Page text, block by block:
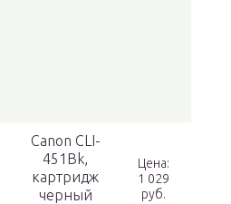
Canon CLI-
451Bk,
картридж
черный
Цена:
1 029
руб.